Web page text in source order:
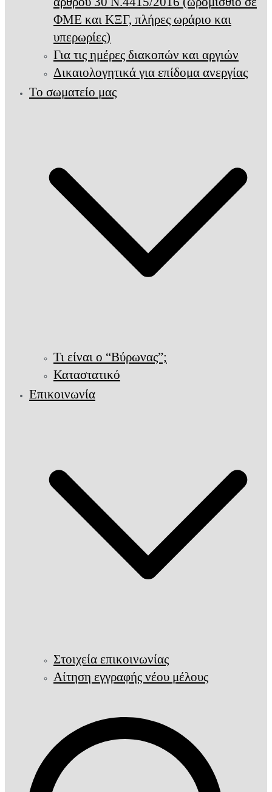
ΦΜΕ και ΚΞΓ, πλήρες ωράριο και
υπερωρίες)
Για τις ημέρες διακοπών και αργιών
Δικαιολογητικά για επίδομα ανεργίας
Το σωματείο μας
Τι είναι ο “Βύρωνας”;
Καταστατικό
Επικοινωνία
Στοιχεία επικοινωνίας
Αίτηση εγγραφής νέου μέλους